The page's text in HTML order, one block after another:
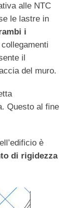
alle NTC
le lastre in
i
il
del muro.
Questo al fine
è
di rigidezza